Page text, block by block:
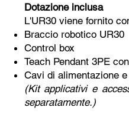
Dotazione inclusa
L'UR30 viene fornito
Braccio robotico UR30
Control box
Teach Pendant 3PE
Cavi di alimentazione
(Kit applicativi e
separatamente.)